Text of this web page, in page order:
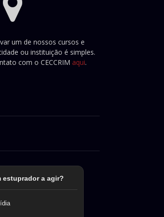
um de nossos cursos e
ou instituição é simples.
com o CECCRIM aqui.
estuprador a agir?